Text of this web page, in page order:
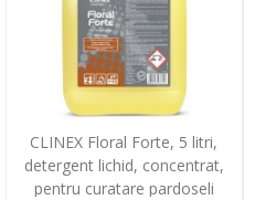
CLINEX Floral Forte, 5 litri,
detergent lichid, concentrat,
pentru curatare pardoseli